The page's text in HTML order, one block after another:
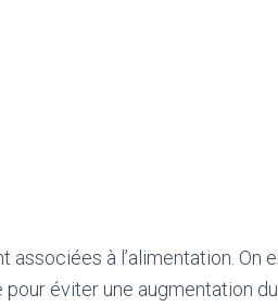
à l’alimentation. On
éviter une augmentation